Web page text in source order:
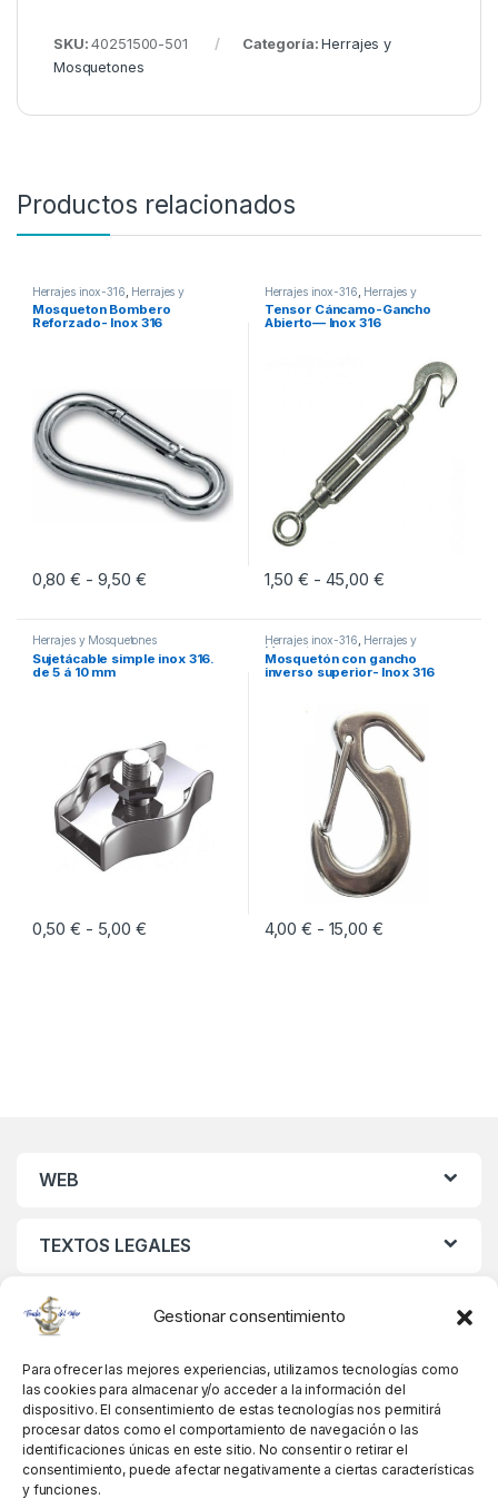
Gestionar consentimiento
Para ofrecer las mejores experiencias, utilizamos tecnologías como
las cookies para almacenar y/o acceder a la información del
dispositivo. El consentimiento de estas tecnologías nos permitirá
procesar datos como el comportamiento de navegación o las
identificaciones únicas en este sitio. No consentir o retirar el
consentimiento, puede afectar negativamente a ciertas características
y funciones.
SKU:40251500-501 Categoría:Herrajes y
Mosquetones
Productos relacionados
Herrajes inox-316 Herrajes y
Mosquetones
Mosqueton Bombero
Reforzado- Inox 316
0,80€ - 9,50 €Rango de precios: desde 0,80 € hasta 9,50 €
Herrajes inox-316 Herrajes y
Mosquetones
Tensor Cáncamo-Gancho
Abierto— Inox 316
1,50€ - 45,00 €Rango de
Herrajes y Mosquetones
Sujetácable simple inox 316.
de 5 á 10 mm
0,50€ - 5,00 €Rango de precios: desde 0,50 € hasta 5,00 €
Este producto tiene múltiples variantes. Las opciones se pueden
Herrajes inox-316
Herrajes y
Mosquetones
Mosquetón con gancho
inverso superior- Inox 316
4,00€ - 15,00 €Rango de
Este producto tiene múltiples
WEB
TEXTOS LEGALES
MIS DATOS